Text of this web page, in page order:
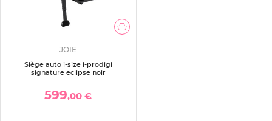
JOIE
Siège auto i-size i-prodigi
signature eclipse noir
599,00 €